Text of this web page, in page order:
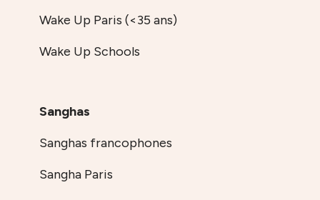
Wake Up Paris (<35 ans)
Wake Up Schools
Sanghas
Sanghas francophones
Sangha Paris